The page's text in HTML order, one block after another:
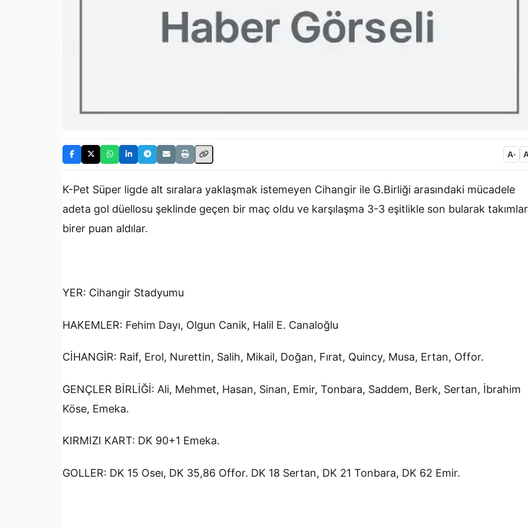
A-
K-Pet Süper ligde alt sıralara yaklaşmak istemeyen Cihangir ile G.Birliği arasındaki mücadele
adeta gol düellosu şeklinde geçen bir maç oldu ve karşılaşma 3-3 eşitlikle son bularak takımlar
birer puan aldılar.
YER: Cihangir Stadyumu
HAKEMLER: Fehim Dayı, Olgun Canik, Halil E. Canaloğlu
CİHANGİR: Raif, Erol, Nurettin, Salih, Mikail, Doğan, Fırat, Quincy, Musa, Ertan, Offor.
GENÇLER BİRLİĞİ: Ali, Mehmet, Hasan, Sinan, Emir, Tonbara, Saddem, Berk, Sertan, İbrahim
Köse, Emeka.
KIRMIZI KART: DK 90+1 Emeka.
GOLLER: DK 15 Oseı, DK 35,86 Offor. DK 18 Sertan, DK 21 Tonbara, DK 62 Emir.